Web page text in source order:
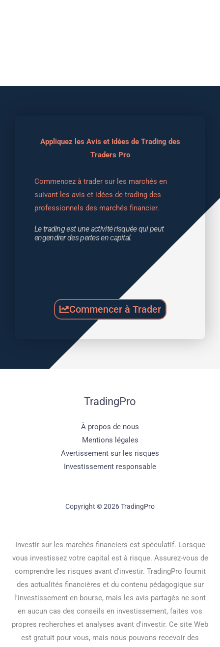
Appliquez les Avis et Idées de Trading des
Traders Pro
Commencez à trader sur les marchés en
suivant les avis et idées de trading des
professionnels des marchés financier.
Le trading est une activité risquée qui peut
engendrer des pertes en capital.
Commencer à Trader
TradingPro
À propos de nous
Mentions légales
Avertissement sur les risques
Investissement responsable
Copyright © 2026 TradingPro
Investir sur les marchés financiers est spéculatif. Lorsque
vous investissez votre capital est à risque. Assurez-vous de
comprendre les risques avant d'investir. TradingPro fournit
des actualités financières et du contenu pédagogique sur
l'investissement en bourse, mais les avis partagés ne sont
en aucun cas des conseils en investissement, faites vos
propres recherches et analyses avant d'investir. Ce site Web
est gratuit pour vous, mais nous pouvons recevoir des